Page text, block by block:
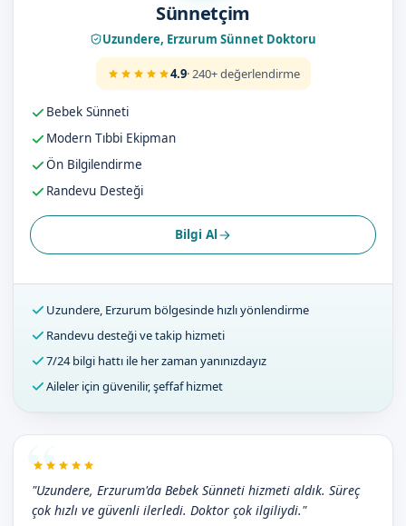
Sünnetçim
Uzundere, Erzurum Sünnet Doktoru
4.9· 240+ değerlendirme
Bebek Sünneti
Modern Tıbbi Ekipman
Ön Bilgilendirme
Randevu Desteği
Bilgi Al
Uzundere, Erzurum bölgesinde hızlı yönlendirme
Randevu desteği ve takip hizmeti
7/24 bilgi hattı ile her zaman yanınızdayız
Aileler için güvenilir, şeffaf hizmet
"Uzundere, Erzurum'da Bebek Sünneti hizmeti aldık. Süreç
çok hızlı ve güvenli ilerledi. Doktor çok ilgiliydi."